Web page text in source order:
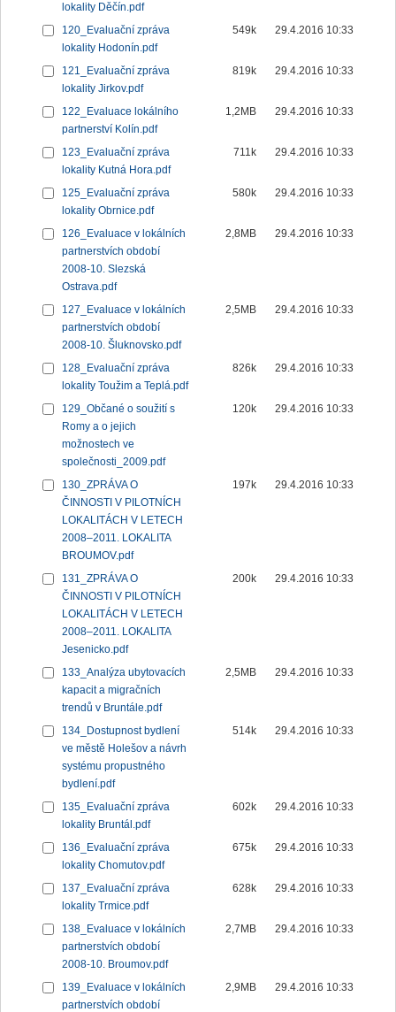
lokality Děčín.pdf
120_Evaluační zpráva
lokality Hodonín.pdf
549k 29.4.2016 10:33
121_Evaluační zpráva
lokality Jirkov.pdf
819k 29.4.2016 10:33
122_Evaluace lokálního
partnerství Kolín.pdf
1,2MB 29.4.2016 10:33
123_Evaluační zpráva
lokality Kutná Hora.pdf
711k 29.4.2016 10:33
125_Evaluační zpráva
lokality Obrnice.pdf
580k 29.4.2016 10:33
126_Evaluace v lokálních
partnerstvích období
2008-10. Slezská
Ostrava.pdf
2,8MB 29.4.2016 10:33
127_Evaluace v lokálních
partnerstvích období
2008-10. Šluknovsko.pdf
2,5MB 29.4.2016 10:33
128_Evaluační zpráva
lokality Toužim a Teplá.pdf
826k 29.4.2016 10:33
129_Občané o soužití s
Romy a o jejich
možnostech ve
společnosti_2009.pdf
120k 29.4.2016 10:33
130_ZPRÁVA O
ČINNOSTI V PILOTNÍCH
LOKALITÁCH V LETECH
2008–2011. LOKALITA
BROUMOV.pdf
197k 29.4.2016 10:33
131_ZPRÁVA O
ČINNOSTI V PILOTNÍCH
LOKALITÁCH V LETECH
2008–2011. LOKALITA
Jesenicko.pdf
200k 29.4.2016 10:33
133_Analýza ubytovacích
kapacit a migračních
trendů v Bruntále.pdf
2,5MB 29.4.2016 10:33
134_Dostupnost bydlení
ve městě Holešov a návrh
systému propustného
bydlení.pdf
514k 29.4.2016 10:33
135_Evaluační zpráva
lokality Bruntál.pdf
602k 29.4.2016 10:33
136_Evaluační zpráva
lokality Chomutov.pdf
675k 29.4.2016 10:33
137_Evaluační zpráva
lokality Trmice.pdf
628k 29.4.2016 10:33
138_Evaluace v lokálních
partnerstvích období
2008-10. Broumov.pdf
2,7MB 29.4.2016 10:33
139_Evaluace v lokálních
partnerstvích období
2,9MB 29.4.2016 10:33